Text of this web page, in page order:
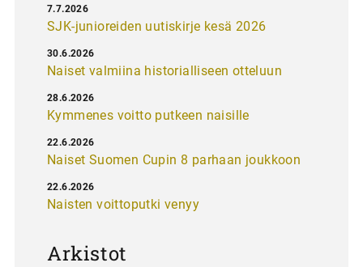
SJK-junioreiden uutiskirje kesä 2026
7.7.2026
Naiset valmiina historialliseen otteluun
30.6.2026
Kymmenes voitto putkeen naisille
28.6.2026
Naiset Suomen Cupin 8 parhaan joukkoon
22.6.2026
Naisten voittoputki venyy
22.6.2026
Arkistot